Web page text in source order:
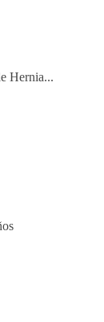
Hernia...